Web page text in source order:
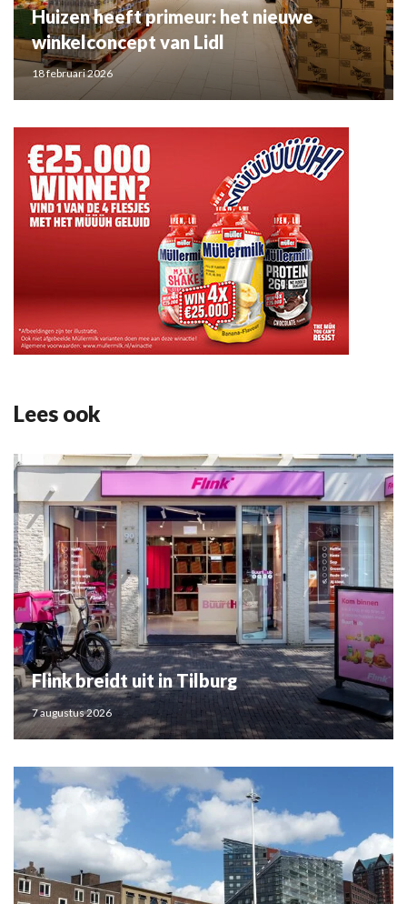
Huizen heeft primeur: het nieuwe
winkelconcept van Lidl
18 februari 2026
Lees ook
Flink breidt uit in Tilburg
7 augustus 2026